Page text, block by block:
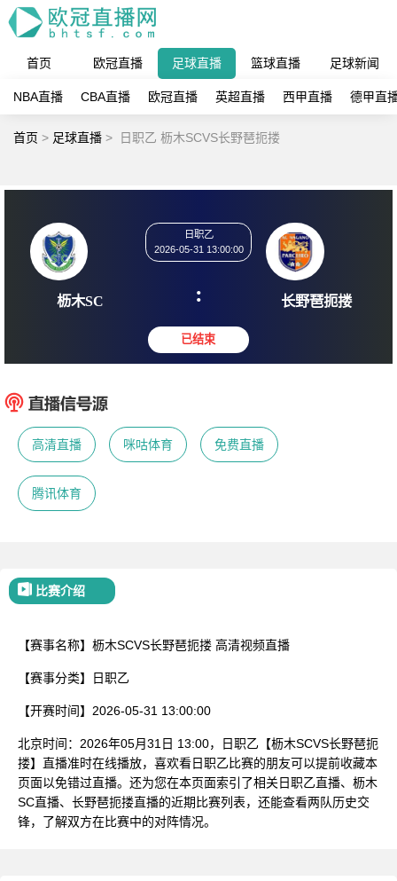
首页 欧冠直播 足球直播 篮球直播 足球新闻
NBA直播 CBA直播 欧冠直播 英超直播 西甲直播 德甲直
首页 > 足球直播 > 日职乙 枥木SCVS长野琶扼搂
枥木SC
2026-05-31 13:00:00
: 长野
高清直播 咪咕体育 免费直播
腾讯体育
比赛介绍
【赛事名称】 枥木SCVS长野琶扼搂 高清视频直播
【赛事分类】 日职乙
【开赛时间】 2026-05-31 13:00:00
北京时间：2026年05月31日 13:00，日职乙【枥木SCVS长野琶扼
搂】直播准时在线播放，喜欢看日职乙比赛的朋友可以提前收藏本
页面以免错过直播。还为您在本页面索引了相关日职乙直播、枥木
SC直播、长野琶扼搂直播的近期比赛列表，还能查看两队历史交
锋，了解双方在比赛中的对阵情况。